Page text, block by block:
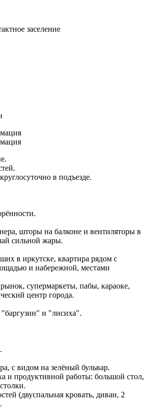
заселение
в подъезде.
шторы на балконе и вентиляторы в
сильной жары.
в иркутске, квартира рядом с
и набережной, местами
супермаркеты, пабы, караоке,
центр города.
и "лисиха".
с видом на зелёный бульвар.
и продуктивной работы: большой стол,
(двуспальная кровать, диван, 2